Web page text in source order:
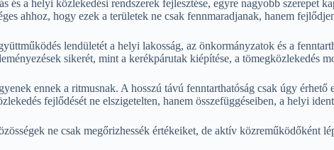
és a helyi közlekedési rendszerek fejlesztése, egyre nagyobb szerepet
ahhoz, hogy ezek a területek ne csak fennmaradjanak, hanem
lendületét a helyi lakosság, az önkormányzatok és a
sikerét, mint a kerékpárutak kiépítése, a tömegközlekedés
ennek a ritmusnak. A hosszú távú fenntarthatóság csak úgy
fejlődését ne elszigetelten, hanem összefüggéseiben, a helyi
ne csak megőrizhessék értékeiket, de aktív közreműködőként